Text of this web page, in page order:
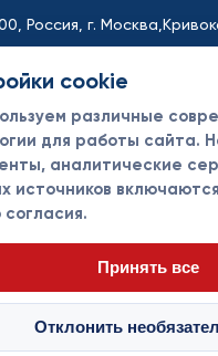
Россия, г. Москва,
621-35-95
Турниры
cookie
различные
для работы сайта.
аналитические
источников
Принять все
Отклонить